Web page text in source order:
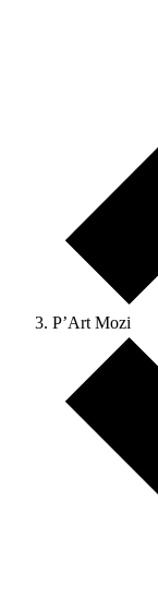
P’Art Mozi